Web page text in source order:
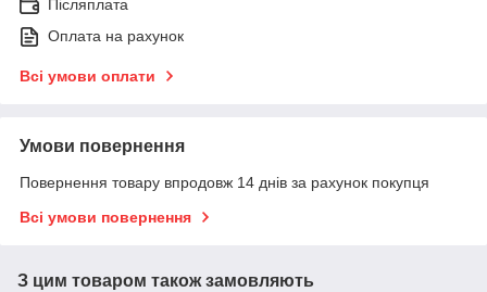
Післяплата
Оплата на рахунок
Всі умови оплати
Умови повернення
Повернення товару впродовж 14 днів за рахунок покупця
Всі умови повернення
З цим товаром також замовляють